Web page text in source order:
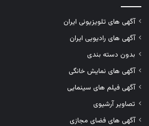
آگهی های تلویزیونی ایران
آگهی های رادیویی ایران
بدون دسته بندی
آگهی های نمایش خانگی
آگهی فیلم های سینمایی
تصاویر آرشیوی
آگهی های فضای مجازی